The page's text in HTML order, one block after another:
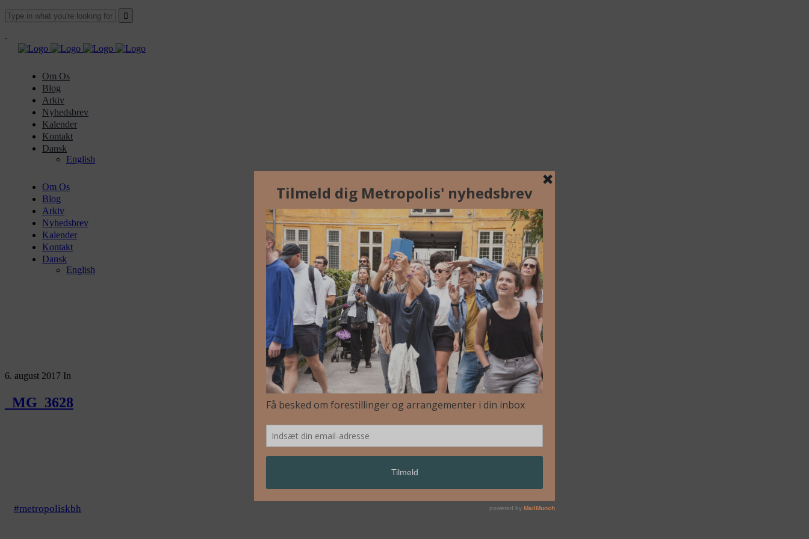
Om Os
Blog
Arkiv
Nyhedsbrev
Kalender
Kontakt
Dansk
English
Om Os
Blog
Arkiv
Nyhedsbrev
Kalender
Kontakt
Dansk
English
6. august 2017 In
_MG_3628
#metropoliskbh